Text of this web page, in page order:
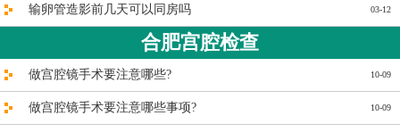
03-12
输卵管造影前几天可以同房吗
合肥宫腔检查
10-09
做宫腔镜手术要注意哪些?
10-09
做宫腔镜手术要注意哪些事项?